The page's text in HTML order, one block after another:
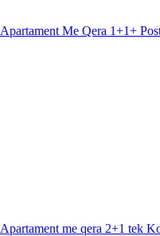
Apartament Me Qera 1+1+
Apartament me qera 2+1 tek